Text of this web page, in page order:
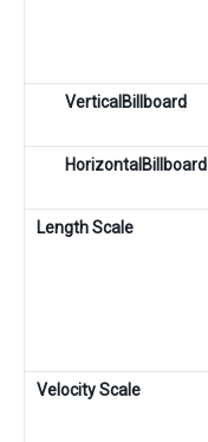
VerticalBillboard
HorizontalBillboard
Length Scale
Velocity Scale